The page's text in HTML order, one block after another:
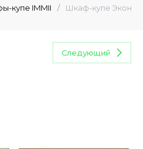
купе IMMII / Шкаф-купе
Следующий